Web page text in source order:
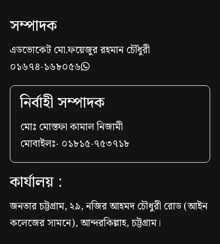
সম্পাদক
এডভোকেট মো.ফয়েজুর রহমান চৌঁধুরী
০১৬৭৪-১৬৮০৫৬
নির্বাহী সম্পাদক
মোঃ মোস্তফা কামাল নিজামী
মোবাইলঃ- ০১৮১৫-৭৫৩৭১৮
কার্যালয় :
জনতার চট্টগ্রাম, ২৯, নজির আহমদ চৌধুরী রোড (আইন
কলেজের সামনে), আন্দরকিল্লাহ, চট্টগ্রাম।